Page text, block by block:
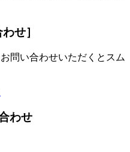
せ］
問い合わせいただくとスム
わせ